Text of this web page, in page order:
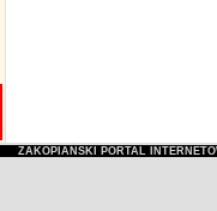
ZAKOPIAŃSKI PORTAL